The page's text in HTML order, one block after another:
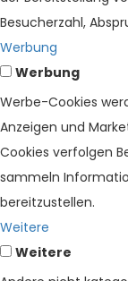
Besucherzahl,
Werbung
Werbung
Werbe-Cookies
Anzeigen und
Cookies verfolgen
sammeln
bereitzustellen.
Weitere
Weitere